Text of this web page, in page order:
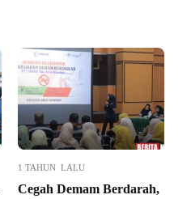
1 TAHUN LALU
Cegah Demam Berdarah,